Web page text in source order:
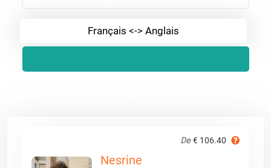
Français <-> Anglais
De € 106.40
Nesrine